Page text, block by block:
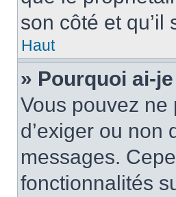
son côté et
Haut
» Pourquoi ai-
Vous pouvez ne
d’exiger ou non
messages.
fonctionnalités